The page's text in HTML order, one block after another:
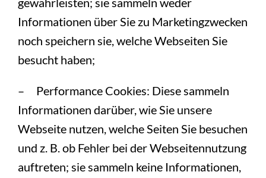
Informationen über Sie zu Marketingzwecken
noch speichern sie, welche Webseiten Sie
besucht haben;
– Performance Cookies: Diese sammeln
Informationen darüber, wie Sie unsere
Webseite nutzen, welche Seiten Sie besuchen
und z. B. ob Fehler bei der Webseitennutzung
auftreten; sie sammeln keine Informationen,